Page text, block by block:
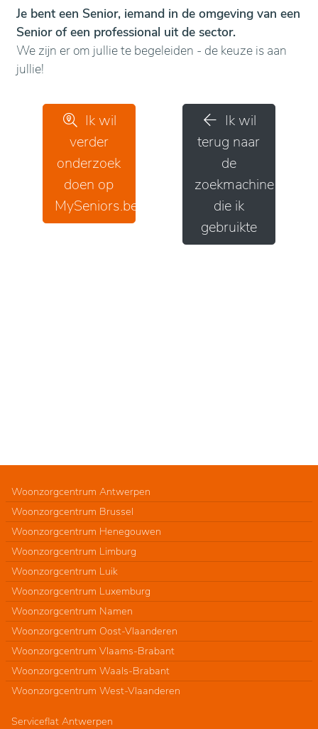
Je bent een Senior, iemand in de omgeving van een
Senior of een professional uit de sector.
We zijn er om jullie te begeleiden - de keuze is aan
jullie!
Ik wil
verder
onderzoek
doen op
MySeniors.be
Ik wil
terug naar
de
zoekmachine
die ik
gebruikte
Woonzorgcentrum Antwerpen
Woonzorgcentrum Brussel
Woonzorgcentrum Henegouwen
Woonzorgcentrum Limburg
Woonzorgcentrum Luik
Woonzorgcentrum Luxemburg
Woonzorgcentrum Namen
Woonzorgcentrum Oost-Vlaanderen
Woonzorgcentrum Vlaams-Brabant
Woonzorgcentrum Waals-Brabant
Woonzorgcentrum West-Vlaanderen
Serviceflat Antwerpen